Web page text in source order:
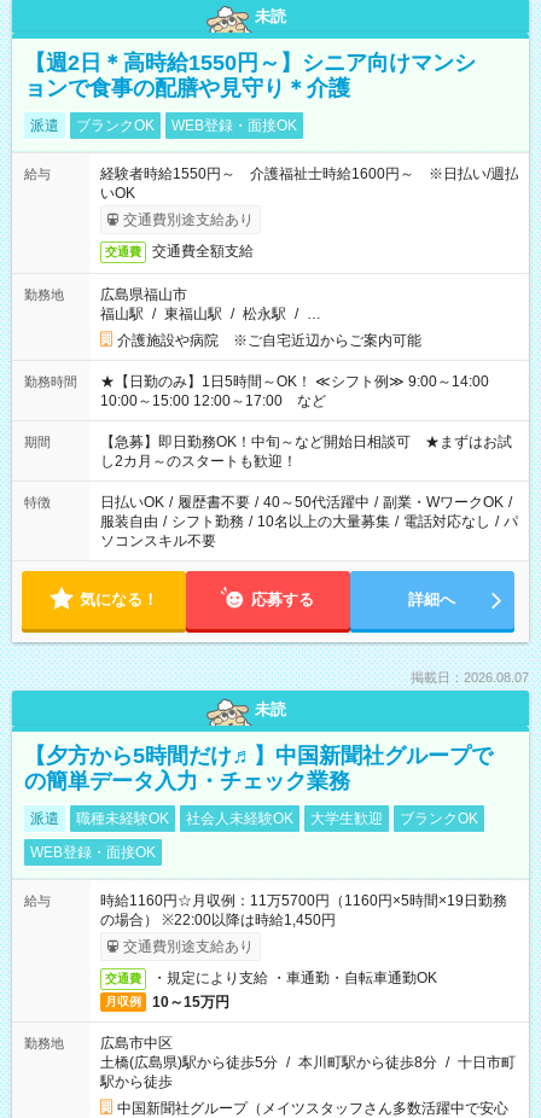
未読
【週2日＊高時給1550円～】シニア向けマンシ
ョンで食事の配膳や見守り＊介護
派遣 ブランクOK WEB登録・面接OK
給与
経験者時給1550円～ 介護福祉士時給1600円～ ※日払い/週払
いOK
交通費別途支給あり
交通費 交通費全額支給
勤務地
広島県福山市
福山駅 / 東福山駅 / 松永駅 / …
介護施設や病院 ※ご自宅近辺からご案内可能
勤務時間
★【日勤のみ】1日5時間～OK！ ≪シフト例≫ 9:00～14:00
10:00～15:00 12:00～17:00 など
期間
【急募】即日勤務OK！中旬～など開始日相談可 ★まずはお試
し2カ月～のスタートも歓迎！
特徴 日払いOK / 履歴書不要 / 40～50代活躍中 / 副業・WワークOK /
服装自由 / シフト勤務 / 10名以上の大量募集 / 電話対応なし / パ
ソコンスキル不要
気になる！ 応募する 詳細へ
掲載日：2026.08.07
未読
【夕方から5時間だけ♬】中国新聞社グループで
の簡単データ入力・チェック業務
派遣 職種未経験OK 社会人未経験OK 大学生歓迎
ブランクOK
WEB登録・面接OK
給与
時給1160円☆月収例：11万5700円（1160円×5時間×19日勤務
の場合） ※22:00以降は時給1,450円
交通費別途支給あり
交通費 ・規定により支給 ・車通勤・自転車通勤OK
月収例 10～15万円
勤務地
広島市中区
土橋(広島県)駅から徒歩5分 / 本川町駅から徒歩8分 / 十日市町
駅から徒歩
中国新聞社グループ（メイツスタッフさん多数活躍中で安心